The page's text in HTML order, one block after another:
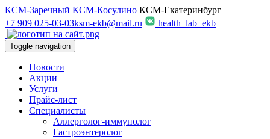
КСМ-Заречный КСМ-Косулино КСМ-Екатеринбург
+7 909 025-03-03ksm-ekb@mail.ru health_lab_ekb
Toggle navigation
Новости
Акции
Услуги
Прайс-лист
Специалисты
Аллерголог-иммунолог
Гастроэнтеролог